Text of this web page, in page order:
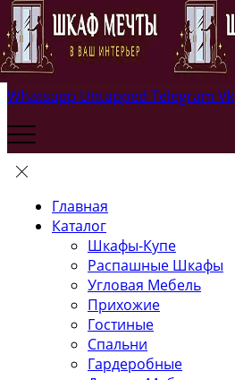
Whatsapp Untapped Telegram Vk
Главная
Каталог
Шкафы-Купе
Распашные Шкафы
Угловая Мебель
Прихожие
Гостиные
Спальни
Гардеробные